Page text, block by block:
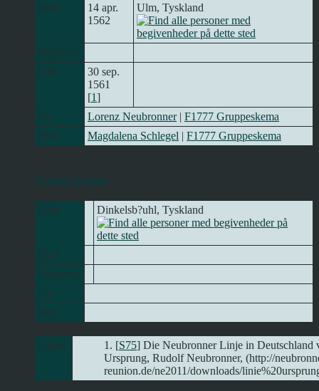
Død
14 apr.
1562
Ulm, Tyskland
Begravet
Gift
30 sep.
1561
[1]
Far
Lorenz Neubronner| F1777 Gruppeskema
Mor
Magdalena Schlegel | F1777 Gruppeskema
Rosina Gruber
Født Dinkelsb?uhl, Tyskland
Død
Begravet
Far
Mor
Kilder [S75] Die Neubronner Linje in Deutschland
Ursprung, Rudolf Neubronner, (http://
reunion.de/ne2011/downloads/